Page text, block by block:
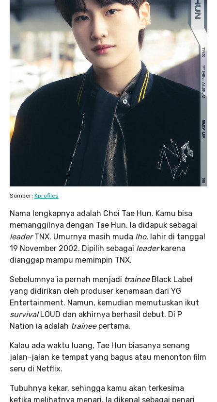
Sumber: Kprofiles
Nama lengkapnya adalah Choi Tae Hun. Kamu bisa
memanggilnya dengan Tae Hun. Ia didapuk sebagai
leaderTNX. Umurnya masih muda lho, lahir di tanggal
19 November 2002. Dipilih sebagai leaderkarena
dianggap mampu memimpin TNX.
Sebelumnya ia pernah menjadi trainee Black Label
yang didirikan oleh produser kenamaan dari YG
Entertainment. Namun, kemudian memutuskan ikut
survivalLOUD dan akhirnya berhasil debut. Di P
Nation ia adalah traineepertama.
Kalau ada waktu luang, Tae Hun biasanya senang
jalan-jalan ke tempat yang bagus atau menonton film
seru di Netflix.
Tubuhnya kekar, sehingga kamu akan terkesima
ketika melihatnya menari. Ia dikenal sebagai penari